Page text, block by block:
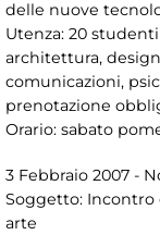
delle nuove
Utenza: 20
architettura,
comunicazioni,
prenotazione
Orario: sabato
3 Febbraio 2007 -
Soggetto: Incontro
arte